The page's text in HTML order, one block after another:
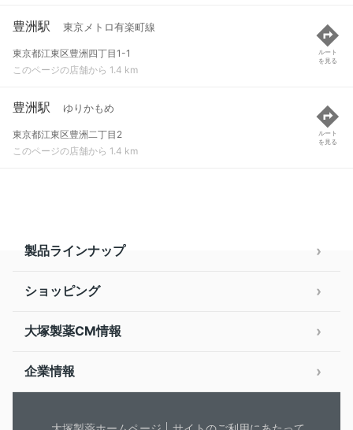
豊洲駅 東京メトロ有楽町線
東京都江東区豊洲四丁目1-1
このページの店舗から 1.4 km
ルート
を見る
豊洲駅 ゆりかもめ
東京都江東区豊洲二丁目2
このページの店舗から 1.4 km
ルート
を見る
製品ラインナップ
ショッピング
大塚製薬CM情報
企業情報